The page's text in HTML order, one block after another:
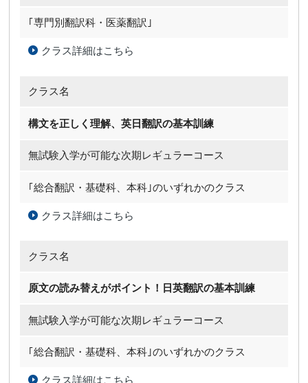
｢専門別翻訳科・医薬翻訳｣
クラス詳細はこちら
クラス名
構文を正しく理解、英日翻訳の基本訓練
無試験入学が可能な次期レギュラーコース
｢総合翻訳・基礎科、本科｣のいずれかのクラス
クラス詳細はこちら
クラス名
原文の読み替えがポイント！日英翻訳の基本訓練
無試験入学が可能な次期レギュラーコース
｢総合翻訳・基礎科、本科｣のいずれかのクラス
クラス詳細はこちら